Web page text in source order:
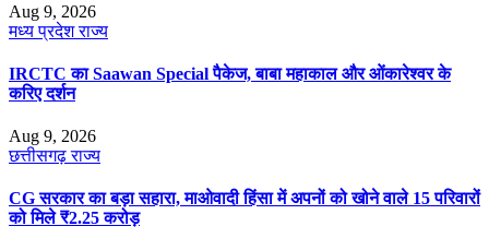
Aug 9, 2026
मध्य प्रदेशराज्य
IRCTC का Saawan Special पैकेज, बाबा महाकाल और ओंकारेश्वर के
करिए दर्शन
Aug 9, 2026
छत्तीसगढ़राज्य
CG सरकार का बड़ा सहारा, माओवादी हिंसा में अपनों को खोने वाले 15 परिवारों
को मिले ₹2.25 करोड़